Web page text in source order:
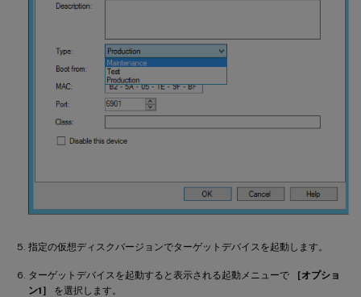
指定の仮想ディスクバージョンでターゲットデバイスを起動します。
ターゲットデバイスを起動すると表示される起動メニューで
［オプショ
ン1］
を選択します。